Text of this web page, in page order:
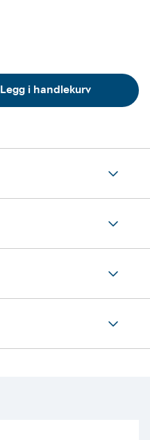
Legg i handlekurv